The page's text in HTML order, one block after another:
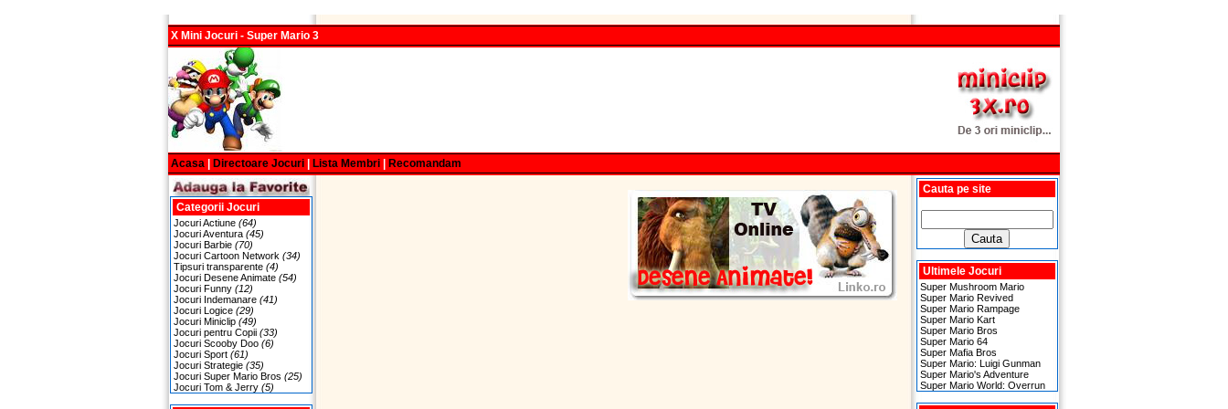
X Mini Jocuri - Super Mario 3
Acasa Directoare Jocuri Lista Membri Recomandam
Categorii Jocuri
Jocuri Actiune (64)
Jocuri Aventura (45)
Jocuri Barbie (70)
Jocuri Cartoon Network (34)
Tipsuri transparente (4)
Jocuri Desene Animate (54)
Jocuri Funny (12)
Jocuri Indemanare (41)
Jocuri Logice (29)
Jocuri Miniclip (49)
Jocuri pentru Copii (33)
Jocuri Scooby Doo (6)
Jocuri Sport (61)
Jocuri Strategie (35)
Jocuri Super Mario Bros (25)
Jocuri Tom & Jerry (5)
Cauta pe site
Ultimele Jocuri
Super Mushroom Mario
Super Mario Revived
Super Mario Rampage
Super Mario Kart
Super Mario Bros
Super Mario 64
Super Mafia Bros
Super Mario: Luigi Gunman
Super Mario's Adventure
Super Mario World: Overrun